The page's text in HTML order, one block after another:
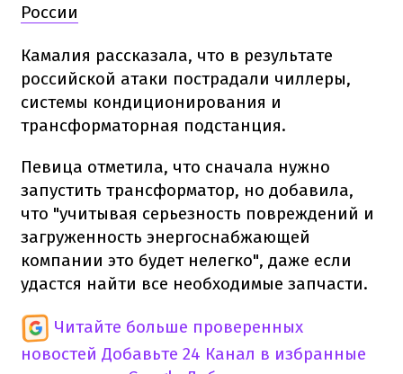
России
Камалия рассказала, что в результате
российской атаки пострадали чиллеры,
системы кондиционирования и
трансформаторная подстанция.
Певица отметила, что сначала нужно
запустить трансформатор, но добавила,
что "учитывая серьезность повреждений и
загруженность энергоснабжающей
компании это будет нелегко", даже если
удастся найти все необходимые запчасти.
Читайте больше проверенных
новостей Добавьте 24 Канал в избранные